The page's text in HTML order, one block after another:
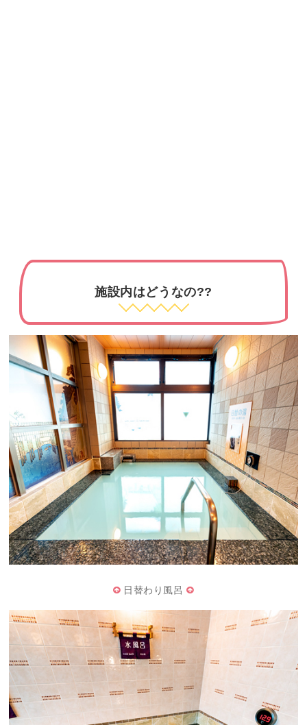
施設内はどうなの??
日替わり風呂